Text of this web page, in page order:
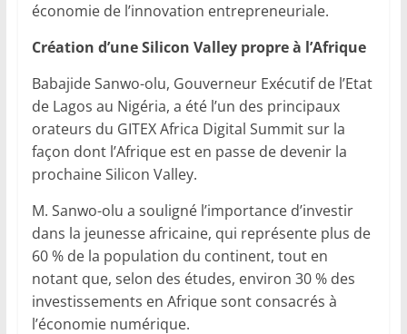
économie de l’innovation entrepreneuriale.
Création d’une Silicon Valley propre à l’Afrique
Babajide Sanwo-olu, Gouverneur Exécutif de l’Etat
de Lagos au Nigéria, a été l’un des principaux
orateurs du GITEX Africa Digital Summit sur la
façon dont l’Afrique est en passe de devenir la
prochaine Silicon Valley.
M. Sanwo-olu a souligné l’importance d’investir
dans la jeunesse africaine, qui représente plus de
60 % de la population du continent, tout en
notant que, selon des études, environ 30 % des
investissements en Afrique sont consacrés à
l’économie numérique.